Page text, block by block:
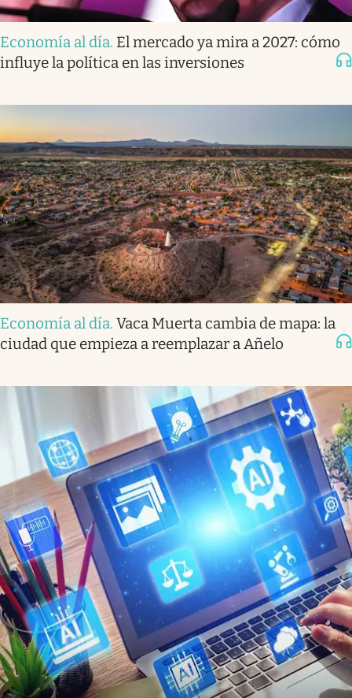
Economía al día. El mercado ya mira a 2027: cómo
influye la política en las inversiones
Economía al día. Vaca Muerta cambia de mapa: la
ciudad que empieza a reemplazar a Añelo